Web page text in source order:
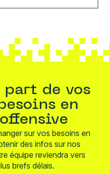
part de vos
en
sur vos besoins en
des infos sur nos
équipe reviendra vers
brefs délais.